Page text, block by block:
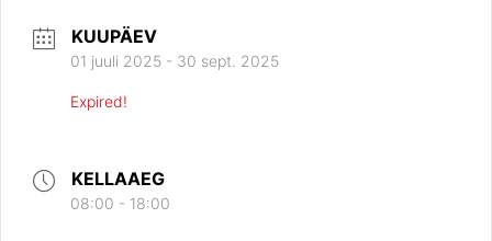
KUUPÄEV
01 juuli 2025 - 30 sept. 2025
Expired!
KELLAAEG
08:00 - 18:00